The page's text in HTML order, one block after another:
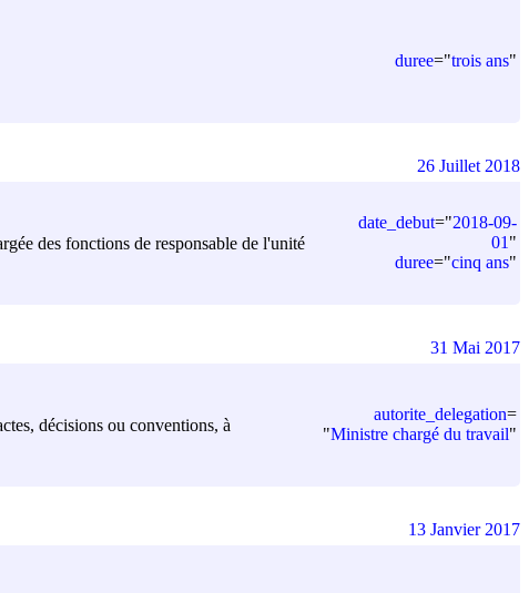
duree="trois ans"
des fonctions de responsable de l'unité
date_debut="2018-09-
01 "
duree="cinq ans"
26 Juillet 2018
décisions ou conventions, à
autorite_delegation=
"Ministre chargé du travail"
31 Mai 2017
13 Janvier 2017